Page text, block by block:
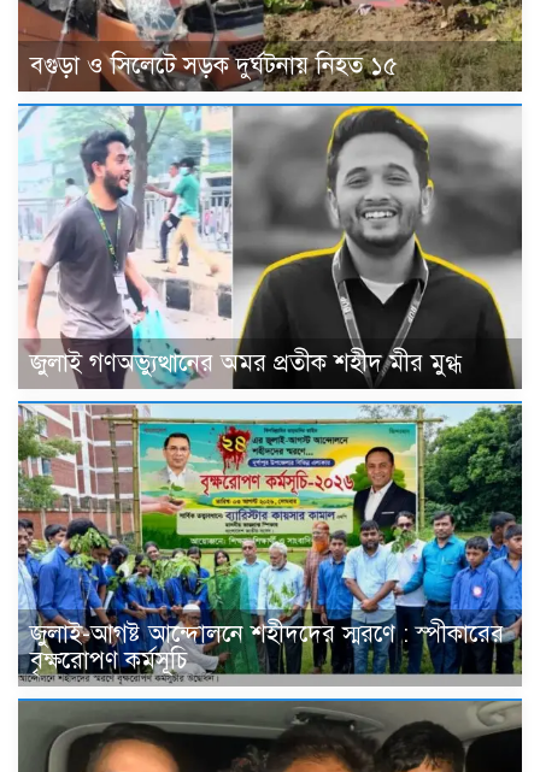
বগুড়া ও সিলেটে সড়ক দুর্ঘটনায় নিহত ১৫
জুলাই গণঅভ্যুত্থানের অমর প্রতীক শহীদ মীর মুগ্ধ
জুলাই-আগষ্ট আন্দোলনে শহীদদের স্মরণে : স্পীকারের
বৃক্ষরোপণ কর্মসূচি